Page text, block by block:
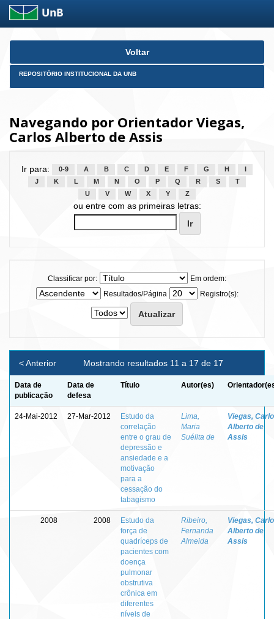
Skip
Voltar
REPOSITÓRIO INSTITUCIONAL DA UNB
Navegando por Orientador Viegas,
Carlos Alberto de Assis
Ir para: 0-9 A B C D E F G H
J
K L M N O P Q R S
T
U
V W X Y Z
ou entre com as primeiras letras:
Classificar por:
Em ordem:
Resultados/Página
Registro(s):
Mostrando resultados 11 a 17 de 17
< Anterior
Data de
publicação
Data de
defesa
Título Autor(es)
24-Mai-2012 27-Mar-2012
Estudo da
correlação
entre o grau de
depressão e
ansiedade e a
motivação
para a
cessação do
tabagismo
Lima,
Maria
Suélita de
Viegas,
Alberto de
Assis
2008 2008
Estudo da
força de
quadríceps de
pacientes com
doença
pulmonar
obstrutiva
crônica em
diferentes
níveis de
Ribeiro,
Fernanda
Almeida
Viegas,
Alberto de
Assis